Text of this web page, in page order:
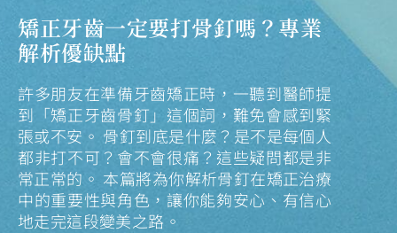
矯正牙齒一定要打骨釘嗎？專業
解析優缺點
許多朋友在準備牙齒矯正時，一聽到醫師提
到「矯正牙齒骨釘」這個詞，難免會感到緊
張或不安。 骨釘到底是什麼？是不是每個人
都非打不可？會不會很痛？這些疑問都是非
常正常的。 本篇將為你解析骨釘在矯正治療
中的重要性與角色，讓你能夠安心、有信心
地走完這段變美之路。